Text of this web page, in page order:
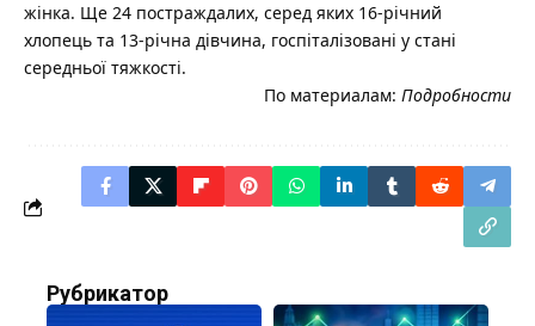
жінка. Ще 24 постраждалих, серед яких 16-річний
хлопець та 13-річна дівчина, госпіталізовані у стані
середньої тяжкості.
По материалам: Подробности
Рубрикатор